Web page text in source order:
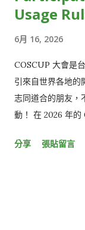
Usage
6月 16, 2026
COSCUP 大會是
引來自世界各地的
志同道合的朋友
動！ 在 2026 年的
Hacking corners
愛好者圍坐一起
分享 張貼留言